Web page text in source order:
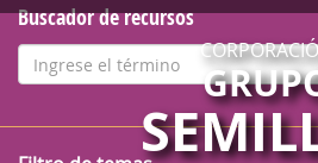
Buscador de recursos